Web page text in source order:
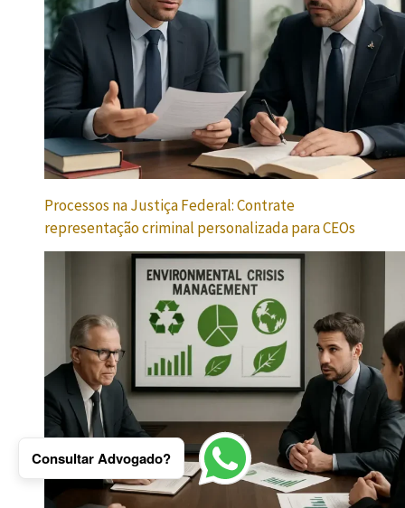
Processos na Justiça Federal: Contrate
representação criminal personalizada para CEOs
Consultar Advogado?